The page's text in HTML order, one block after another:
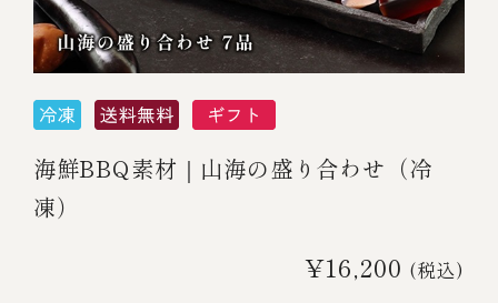
海鮮BBQ素材｜山海の盛り合わせ（冷
凍）
¥16,200 (税込)